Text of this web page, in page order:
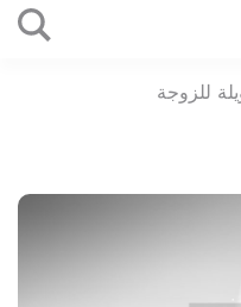
للزوجة